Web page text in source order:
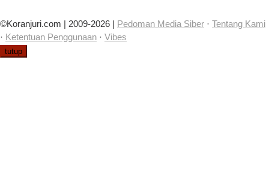
©Koranjuri.com | 2009-2026 | Pedoman Media Siber · Tentang Kami
· Ketentuan Penggunaan · Vibes
tutup